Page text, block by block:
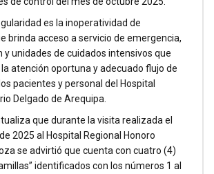
es la inoperatividad de
brinda acceso a servicio de emergencia,
y unidades de cuidados intensivos que
atención oportuna y adecuado flujo de
pacientes y personal del Hospital
Delgado de Arequipa.
que durante la visita realizada el
2025 al Hospital Regional Honoro
se advirtió que cuenta con cuatro (4)
identificados con los números 1 al